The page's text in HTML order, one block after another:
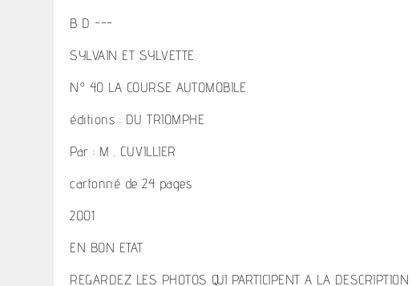
B D ---
SYLVAIN ET SYLVETTE
N° 40 LA COURSE AUTOMOBILE
éditions : DU TRIOMPHE
Par : M . CUVILLIER
cartonné de 24 pages
2001
EN BON ETAT
REGARDEZ LES PHOTOS QUI PARTICIPENT A LA DESCRIPTION